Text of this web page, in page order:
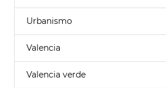
Urbanismo
Valencia
Valencia verde